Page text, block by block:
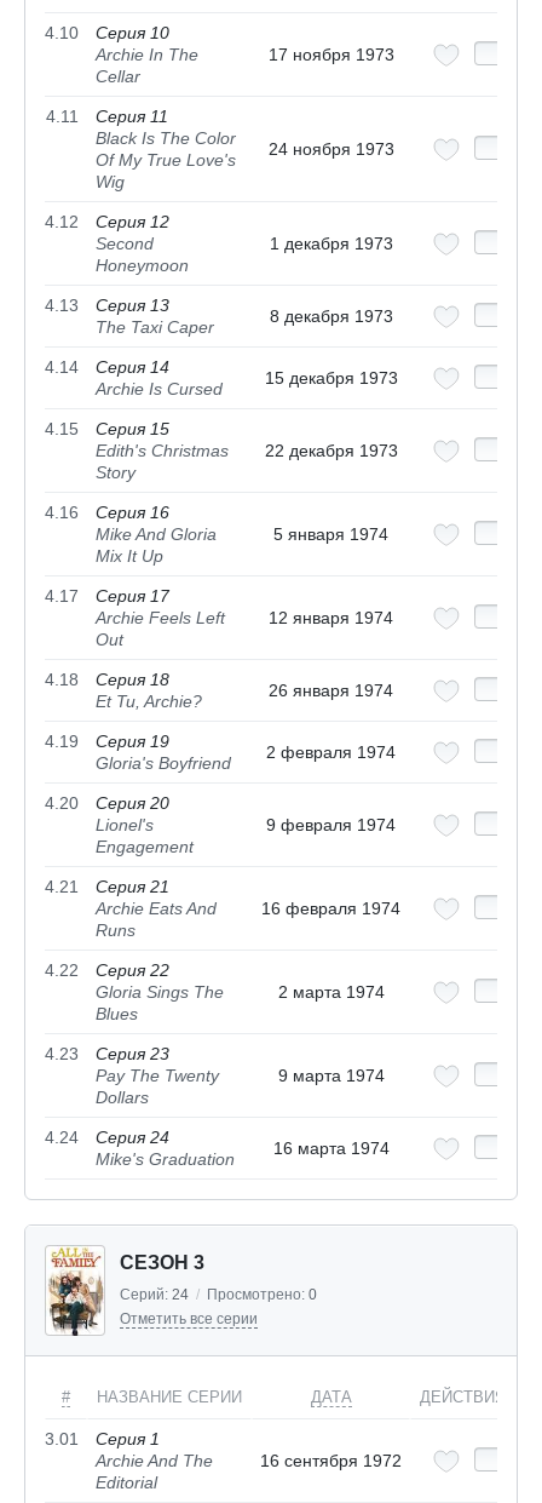
4.10
Серия 10
Archie In The
Cellar
17 ноября 1973
4.11
Серия 11
Black Is The Color
Of My True Love's
Wig
24 ноября 1973
4.12
Серия 12
Second
Honeymoon
1 декабря 1973
4.13
Серия 13
The Taxi Caper
8 декабря 1973
4.14
Серия 14
Archie Is Cursed
15 декабря 1973
4.15
Серия 15
Edith's Christmas
Story
22 декабря 1973
4.16
Серия 16
Mike And Gloria
Mix It Up
5 января 1974
4.17
Серия 17
Archie Feels Left
Out
12 января 1974
4.18
Серия 18
Et Tu, Archie?
26 января 1974
4.19
Серия 19
Gloria's Boyfriend
2 февраля 1974
4.20
Серия 20
Lionel's
Engagement
9 февраля 1974
4.21
Серия 21
Archie Eats And
Runs
16 февраля 1974
4.22
Серия 22
Gloria Sings The
Blues
2 марта 1974
4.23
Серия 23
Pay The Twenty
Dollars
9 марта 1974
4.24
Серия 24
Mike's Graduation
16 марта 1974
СЕЗОН 3
Серий: 24 / Просмотрено: 0
Отметить все серии
# НАЗВАНИЕ СЕРИИ ДАТА ДЕЙСТВИЯ
3.01
Серия 1
Archie And The
Editorial
16 сентября 1972